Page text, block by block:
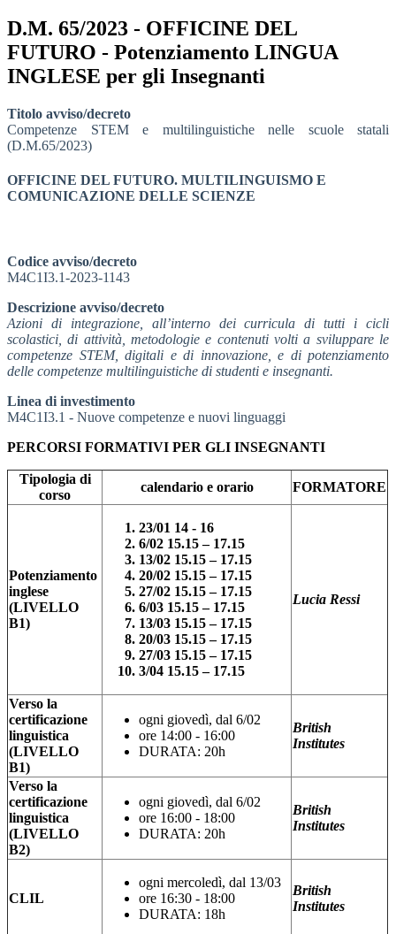
D.M. 65/2023 - OFFICINE DEL
FUTURO - Potenziamento LINGUA
INGLESE per gli Insegnanti
Titolo avviso/decreto
Competenze STEM e multilinguistiche nelle scuole statali
(D.M.65/2023)
OFFICINE DEL FUTURO. MULTILINGUISMO E
COMUNICAZIONE DELLE SCIENZE
Codice avviso/decreto
M4C1I3.1-2023-1143
Descrizione avviso/decreto
Azioni di integrazione, all’interno dei curricula di tutti i cicli
scolastici, di attività, metodologie e contenuti volti a sviluppare le
competenze STEM, digitali e di innovazione, e di potenziamento
delle competenze multilinguistiche di studenti e insegnanti.
Linea di investimento
M4C1I3.1 - Nuove competenze e nuovi linguaggi
PERCORSI FORMATIVI PER GLI INSEGNANTI
Tipologia di
corso
calendario e orario FORMATORE
Potenziamento
inglese
(LIVELLO
B1)
23/01 14 - 16
6/02 15.15 – 17.15
13/02 15.15 – 17.15
20/02 15.15 – 17.15
27/02 15.15 – 17.15
6/03 15.15 – 17.15
13/03 15.15 – 17.15
20/03 15.15 – 17.15
27/03 15.15 – 17.15
3/04 15.15 – 17.15
Lucia Ressi
Verso la
certificazione
linguistica
(LIVELLO
B1)
ogni giovedì, dal 6/02
ore 14:00 - 16:00
DURATA: 20h
British
Institutes
Verso la
certificazione
linguistica
(LIVELLO
B2)
ogni giovedì, dal 6/02
ore 16:00 - 18:00
DURATA: 20h
British
Institutes
CLIL
ogni mercoledì, dal 13/03
ore 16:30 - 18:00
DURATA: 18h
British
Institutes